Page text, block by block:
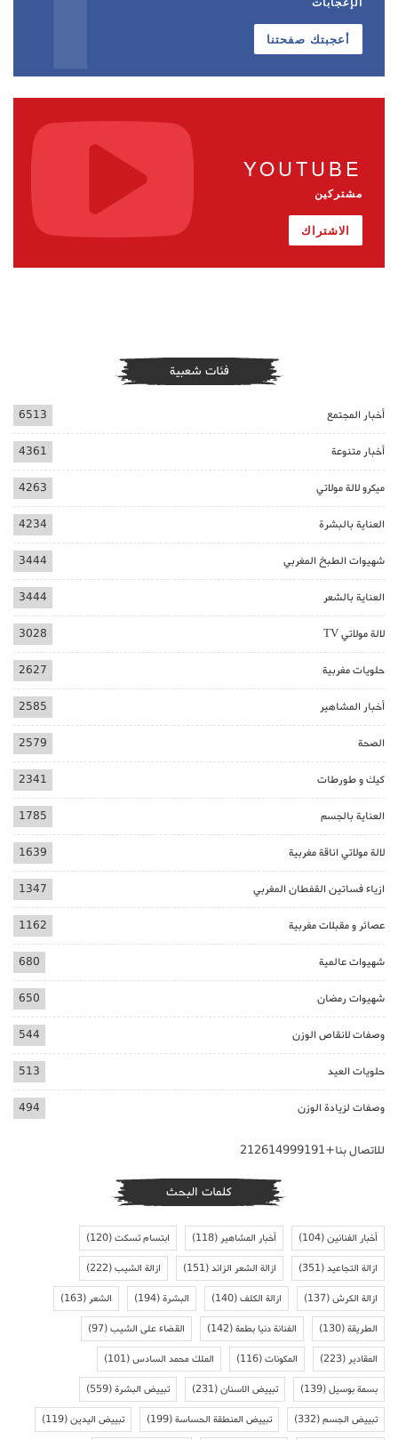
أعجبتك صفحتنا
YOUTUBE
مشتركين
الاشتراك
فئات شعبية
أخبار المجتمع 6513
أخبار متنوعة 4361
ميكرو لالة مولاتي 4263
العناية بالبشرة 4234
شهيوات الطبخ المغربي 3444
العناية بالشعر 3444
لالة مولاتي TV 3028
حلويات مغربية 2627
أخبار المشاهير 2585
الصحة 2579
كيك و طورطات 2341
العناية بالجسم 1785
لالة مولاتي اناقة مغربية 1639
ازياء فساتين القفطان المغربي 1347
عصائر و مقبلات مغربية 1162
شهيوات عالمية 680
شهيوات رمضان 650
وصفات لانقاص الوزن 544
حلويات العيد 513
وصفات لزيادة الوزن 494
للاتصال بنا+212614999191
كلمات البحث
أخبار الفنانين(104) أخبار المشاهير(118) ابتسام تسكت(120)
ازالة التجاعيد(351) ازالة الشعر الزائد(151) ازالة الشيب(222)
ازالة الكرش(137) ازالة الكلف(140) البشرة(194) الشعر(163)
الطريقة(130) الفنانة دنيا بطمة(142) القضاء على الشيب(97)
المقادير(223) المكونات(116) الملك محمد السادس(101)
بسمة بوسيل(139) تبييض الاسنان(231) تبييض البشرة(559)
تبييض الجسم(332) تبييض المنطقة الحساسة(199) تبييض اليدين(119)